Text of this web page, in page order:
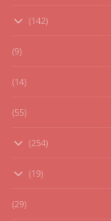
(142)
(9)
(14)
(55)
(254)
(19)
(29)